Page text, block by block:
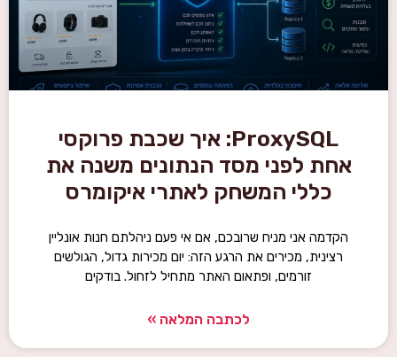
ProxySQL: איך שכבת פרוקסי
אחת לפני מסד הנתונים משנה את
כללי המשחק לאתרי איקומרס
הקדמה אני מניח שרובכם, אם אי פעם ניהלתם חנות אונליין
רצינית, מכירים את הרגע הזה: יום מכירות גדול, הגולשים
זורמים, ופתאום האתר מתחיל לזחול. בודקים
לכתבה המלאה »